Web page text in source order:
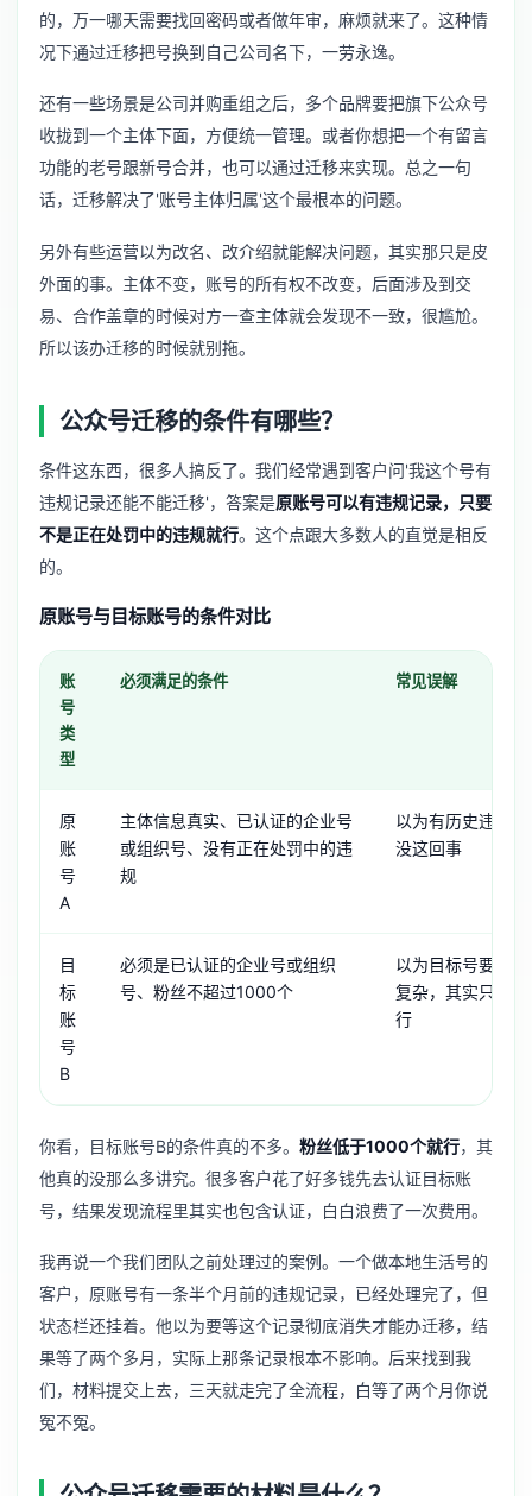
的，万一哪天需要找回密码或者做年审，麻烦就来了。这种情
况下通过迁移把号换到自己公司名下，一劳永逸。
还有一些场景是公司并购重组之后，多个品牌要把旗下公众号
收拢到一个主体下面，方便统一管理。或者你想把一个有留言
功能的老号跟新号合并，也可以通过迁移来实现。总之一句
话，迁移解决了'账号主体归属'这个最根本的问题。
另外有些运营以为改名、改介绍就能解决问题，其实那只是皮
外面的事。主体不变，账号的所有权不改变，后面涉及到交
易、合作盖章的时候对方一查主体就会发现不一致，很尴尬。
所以该办迁移的时候就别拖。
公众号迁移的条件有哪些？
条件这东西，很多人搞反了。我们经常遇到客户问'我这个号有
违规记录还能不能迁移'，答案是原账号可以有违规记录，只要
不是正在处罚中的违规就行。这个点跟大多数人的直觉是相反
的。
原账号与目标账号的条件对比
账
号
类
型
必须满足的条件 常见误解
原
账
号
A
主体信息真实、已认证的企业号
或组织号、没有正在处罚中的违
规
以为有历史违规
没这回事
目
标
账
号
B
必须是已认证的企业号或组织
号、粉丝不超过1000个
以为目标号要求
复杂，其实只要
行
你看，目标账号B的条件真的不多。 粉丝低于1000个就行，其
他真的没那么多讲究。很多客户花了好多钱先去认证目标账
号，结果发现流程里其实也包含认证，白白浪费了一次费用。
我再说一个我们团队之前处理过的案例。一个做本地生活号的
客户，原账号有一条半个月前的违规记录，已经处理完了，但
状态栏还挂着。他以为要等这个记录彻底消失才能办迁移，结
果等了两个多月，实际上那条记录根本不影响。后来找到我
们，材料提交上去，三天就走完了全流程，白等了两个月你说
冤不冤。